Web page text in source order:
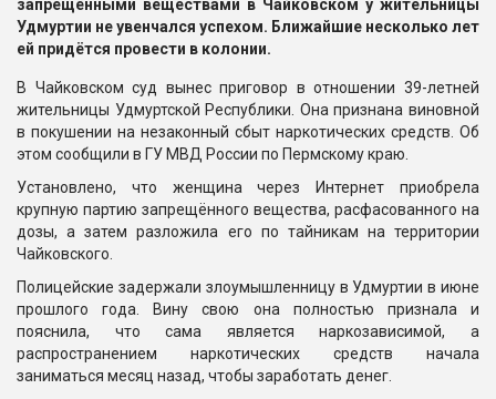
запрещёнными веществами в Чайковском у жительницы
Удмуртии не увенчался успехом. Ближайшие несколько лет
ей придётся провести в колонии.
В Чайковском суд вынес приговор в отношении 39-летней
жительницы Удмуртской Республики. Она признана виновной
в покушении на незаконный сбыт наркотических средств. Об
этом сообщили в ГУ МВД России по Пермскому краю.
Установлено, что женщина через Интернет приобрела
крупную партию запрещённого вещества, расфасованного на
дозы, а затем разложила его по тайникам на территории
Чайковского.
Полицейские задержали злоумышленницу в Удмуртии в июне
прошлого года. Вину свою она полностью признала и
пояснила, что сама является наркозависимой, а
распространением наркотических средств начала
заниматься месяц назад, чтобы заработать денег.